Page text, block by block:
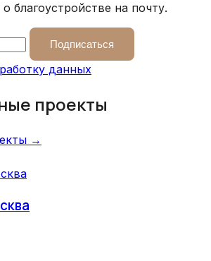
благоустройстве на почту.
Подписаться
данных
проекты
→